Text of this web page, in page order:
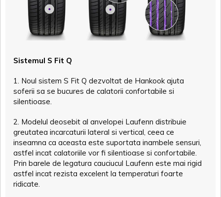
Sistemul S Fit Q
1. Noul sistem S Fit Q dezvoltat de Hankook ajuta
soferii sa se bucures de calatorii confortabile si
silentioase.
2. Modelul deosebit al anvelopei Laufenn distribuie
greutatea incarcaturii lateral si vertical, ceea ce
inseamna ca aceasta este suportata inambele sensuri,
astfel incat calatoriile vor fi silentioase si confortabile.
Prin barele de legatura cauciucul Laufenn este mai rigid
astfel incat rezista excelent la temperaturi foarte
ridicate.